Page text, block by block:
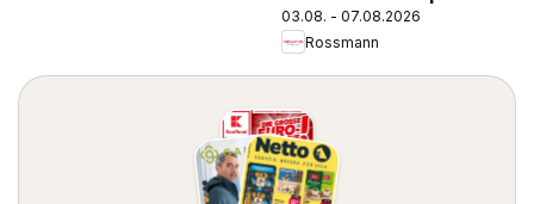
03.08. - 07.08.2026
Rossmann